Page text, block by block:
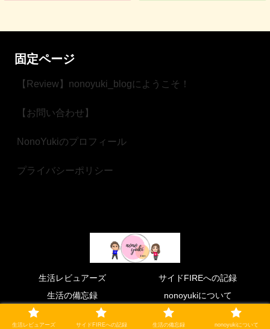
固定ページ
【Review】nonoyuki_blogにようこそ！
【お問い合わせ】
NonoYukiのプロフィール
プライバシーポリシー
生活レビュアーズ
サイドFIREへの記録
生活の備忘録
nonoyukiについて
© 2021 nonoyuki_blog.
生活レビュアーズ サイドFIREへの記録 生活の備忘録 nonoyukiについて